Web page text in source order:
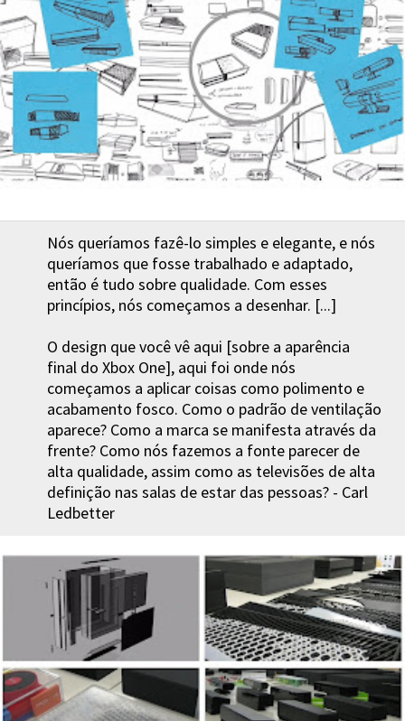
Nós queríamos fazê-lo simples e elegante, e nós
queríamos que fosse trabalhado e adaptado,
então é tudo sobre qualidade. Com esses
princípios, nós começamos a desenhar. [...]
O design que você vê aqui [sobre a aparência
final do Xbox One], aqui foi onde nós
começamos a aplicar coisas como polimento e
acabamento fosco. Como o padrão de ventilação
aparece? Como a marca se manifesta através da
frente? Como nós fazemos a fonte parecer de
alta qualidade, assim como as televisões de alta
definição nas salas de estar das pessoas? - Carl
Ledbetter